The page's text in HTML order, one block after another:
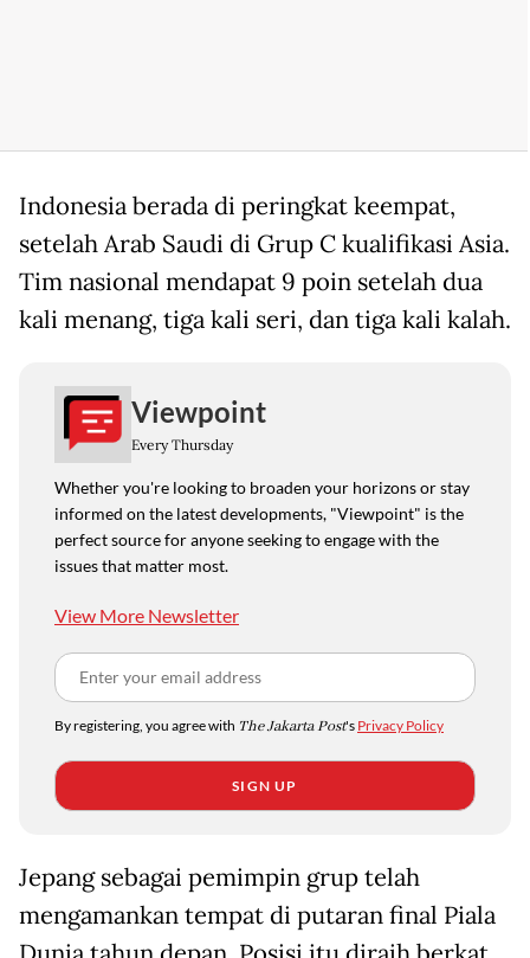
Indonesia berada di peringkat keempat,
setelah Arab Saudi di Grup C kualifikasi Asia.
Tim nasional mendapat 9 poin setelah dua
kali menang, tiga kali seri, dan tiga kali kalah.
Viewpoint
Every Thursday
Whether you're looking to broaden your horizons or stay
informed on the latest developments, "Viewpoint" is the
perfect source for anyone seeking to engage with the
issues that matter most.
View More Newsletter
By registering, you agree with The Jakarta Post's Privacy Policy
SIGN UP
Jepang sebagai pemimpin grup telah
mengamankan tempat di putaran final Piala